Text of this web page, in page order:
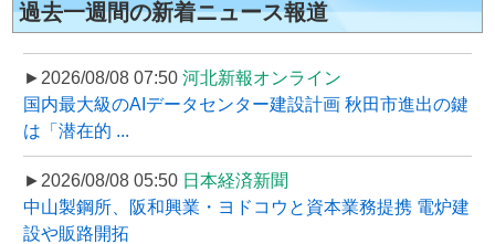
過去一週間の新着ニュース報道
►2026/08/08 07:50 河北新報オンライン
国内最大級のAIデータセンター建設計画 秋田市進出の鍵
は「潜在的 ...
►2026/08/08 05:50 日本経済新聞
中山製鋼所、阪和興業・ヨドコウと資本業務提携 電炉建
設や販路開拓